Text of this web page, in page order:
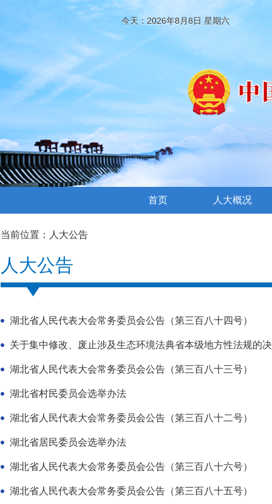
今天：2026年8月8日 星期六
首页 人大概况
当前位置： 人大公告
人大公告
湖北省人民代表大会常务委员会公告（第三百八十四号）
关于集中修改、废止涉及生态环境法典省本级地方性法规的
湖北省人民代表大会常务委员会公告（第三百八十三号）
湖北省村民委员会选举办法
湖北省人民代表大会常务委员会公告（第三百八十二号）
湖北省居民委员会选举办法
湖北省人民代表大会常务委员会公告（第三百八十六号）
湖北省人民代表大会常务委员会公告（第三百八十五号）